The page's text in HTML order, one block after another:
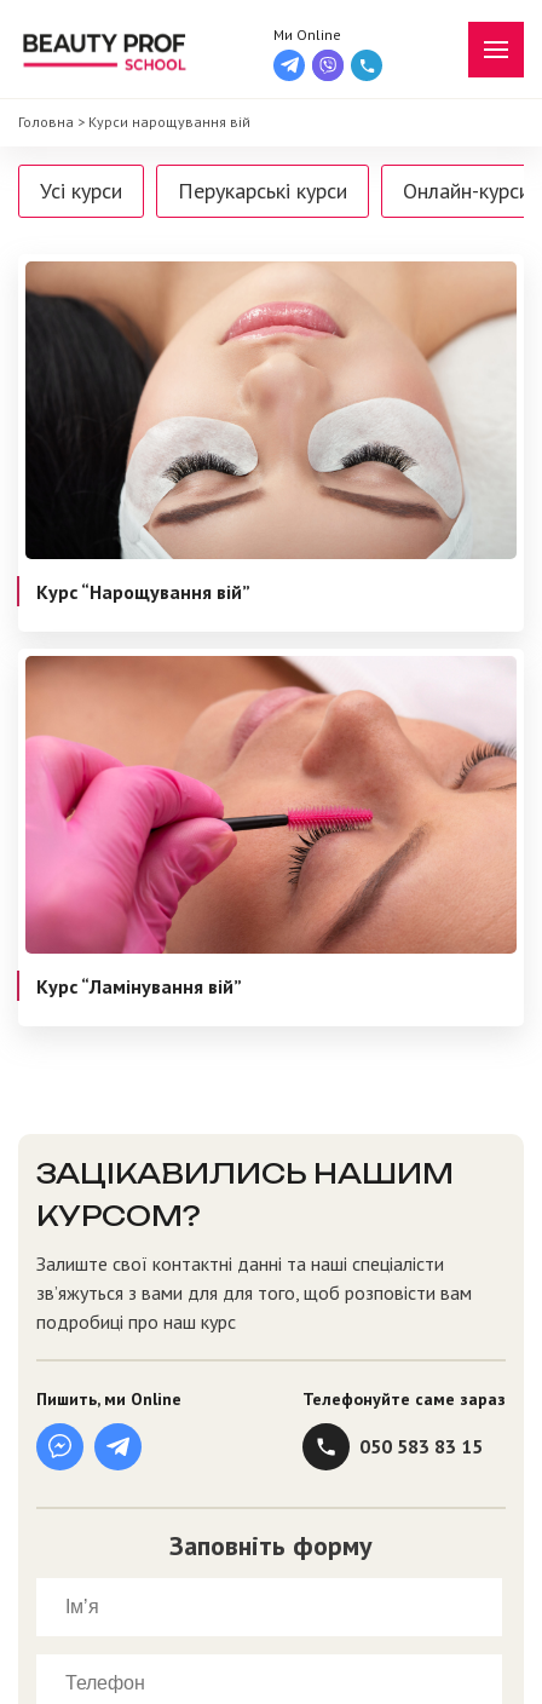
Ми Online
Головна > Курси нарощування вій
Усі курси Перукарські курси Онлайн-курси
Курс “Нарощування вій”
Курс “Ламінування вій”
ЗАЦІКАВИЛИСЬ НАШИМ
КУРСОМ?
Залиште свої контактні данні та наші спеціалісти
звʼяжуться з вами для для того, щоб розповісти вам
подробиці про наш курс
Пишить, ми Online Телефонуйте саме зараз
050 583 83 15
Заповніть форму